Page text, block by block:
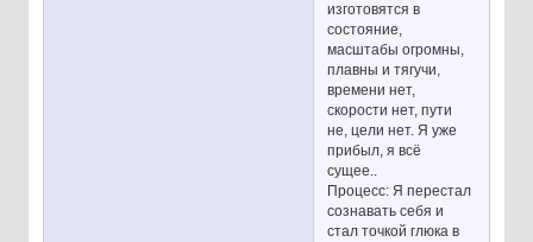
изготовятся в
состояние,
масштабы огромны,
плавны и тягучи,
времени нет,
скорости нет, пути
не, цели нет. Я уже
прибыл, я всё
сущее..
Процесс: Я перестал
сознавать себя и
стал точкой глюка в